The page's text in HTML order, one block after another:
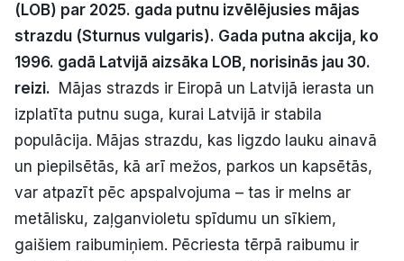
Reklāma
Politiskā reklāma
Par mums
Kontakti
Ziņo redakcijai
(LOB) par 2025. gada putnu izvēlējusies mājas
strazdu (Sturnus vulgaris). Gada putna akcija, ko
1996. gadā Latvijā aizsāka LOB, norisinās jau 30.
reizi. Mājas strazds ir Eiropā un Latvijā ierasta un
izplatīta putnu suga, kurai Latvijā ir stabila
populācija. Mājas strazdu, kas ligzdo lauku ainavā
un piepilsētās, kā arī mežos, parkos un kapsētās,
var atpazīt pēc apspalvojuma – tas ir melns ar
metālisku, zaļganvioletu spīdumu un sīkiem,
gaišiem raibumiņiem. Pēcriesta tērpā raibumu ir